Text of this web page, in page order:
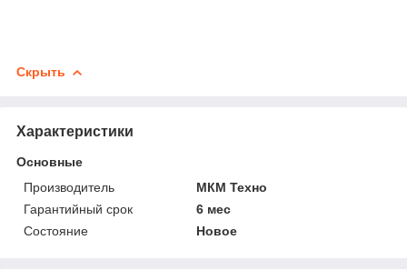
Скрыть
Характеристики
Основные
Производитель
МКМ Техно
Гарантийный срок
6 мес
Состояние
Новое